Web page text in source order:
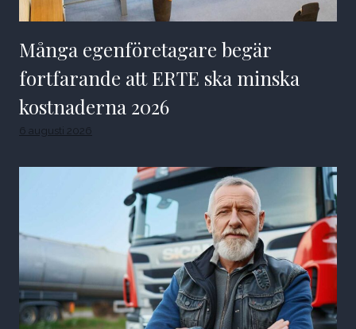
Många egenföretagare begär
fortfarande att ERTE ska minska
kostnaderna 2026
6 augusti 2026